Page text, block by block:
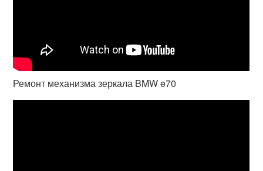
Ремонт механизма зеркала BMW e70